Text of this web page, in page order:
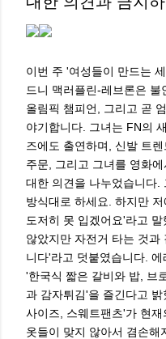
이번 주 '여성들이 만드는
드니 맥러플린-레브론은
올림픽 챔피언, 그리고 곧
야기합니다. 그녀는 FN의
즈에도 출연하며, 신발 트
주문, 그리고 그녀를 영화
대한 의견을 나누었습니다.
방식대로 하세요. 하지만
도저히 못 입겠어요'라고
않았지만 자전거 타는 것과
니다'라고 덧붙였습니다.
'한국식 짧은 갈비와 밥, 브
과 감자튀김'을 즐긴다고
사이즈, 스웨트팬츠'가 현
옷들이 맞지 않아서 겸손해